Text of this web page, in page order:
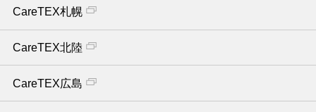
CareTEX札幌
CareTEX北陸
CareTEX広島